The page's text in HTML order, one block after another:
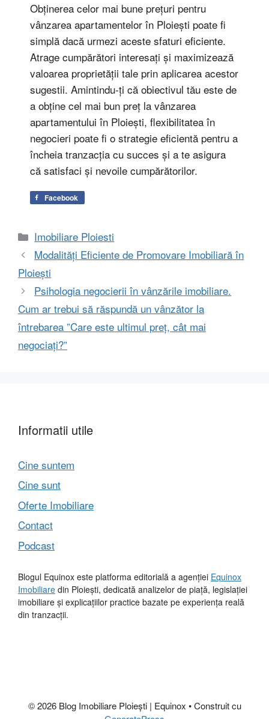
Obținerea celor mai bune prețuri pentru
vânzarea apartamentelor în Ploiești poate fi
simplă dacă urmezi aceste sfaturi eficiente.
Atrage cumpărători interesați și maximizează
valoarea proprietății tale prin aplicarea acestor
sugestii. Amintindu-ți că obiectivul tău este de
a obține cel mai bun preț la vânzarea
apartamentului în Ploiești, flexibilitatea în
negocieri poate fi o strategie eficientă pentru a
încheia tranzacția cu succes și a te asigura
că satisfaci și nevoile cumpărătorilor.
Facebook
Categorii
Imobiliare Ploiesti
Modalități Eficiente de Promovare Imobiliară în
Ploiești
Psihologia negocierii în vânzările imobiliare.
Cum ar trebui să răspundă un vânzător la
întrebarea ”Care este ultimul preț, cât mai
negociați?”
Informatii utile
Cine suntem
Cine sunt
Oferte Imobiliare
Contact
Podcast
Blogul Equinox este platforma editorială a agenției Equinox
Imobiliare din Ploiești, dedicată analizelor de piață, legislației
imobiliare și explicațiilor practice bazate pe experiența reală
din tranzacții.
© 2026 Blog Imobiliare Ploiești | Equinox • Construit cu